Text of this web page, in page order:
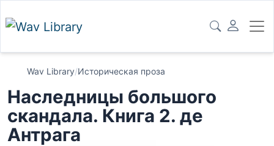
Wav Library/Историческая проза
Наследницы большого
скандала. Книга 2. де
Антрага